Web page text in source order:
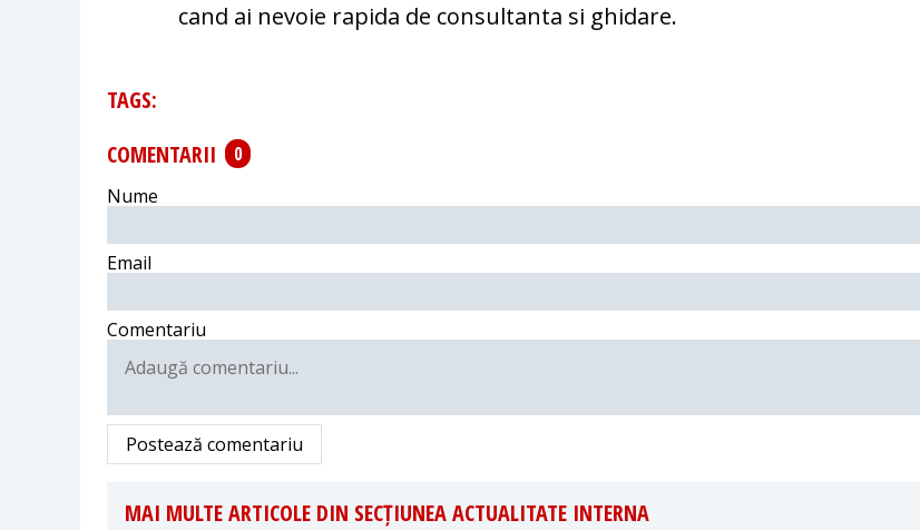
cand ai nevoie rapida de consultanta si ghidare.
TAGS:
COMENTARII
0
Nume
Email
Comentariu
Postează comentariu
MAI MULTE ARTICOLE DIN SECȚIUNEA ACTUALITATE INTERNA